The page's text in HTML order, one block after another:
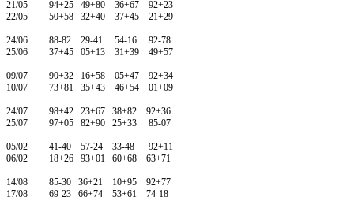
21/05 94+25 49+80 36+67 92+23
22/05 50+58 32+40 37+45 21+29
24/06 88-82 29-41 54-16 92-78
25/06 37+45 05+13 31+39 49+57
09/07 90+32 16+58 05+47 92+34
10/07 73+81 35+43 46+54 01+09
24/07 98+42 23+67 38+82 92+36
25/07 97+05 82+90 25+33 85-07
05/02 41-40 57-24 33-48 92+11
06/02 18+26 93+01 60+68 63+71
14/08 85-30 36+21 10+95 92+77
17/08 69-23 66+74 53+61 74-18